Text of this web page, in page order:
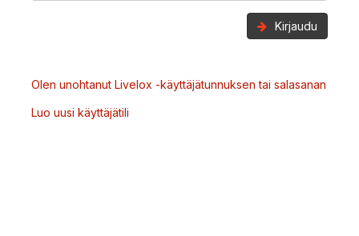
Kirjaudu
Olen unohtanut Livelox -käyttäjätunnuksen tai salasanan
Luo uusi käyttäjätili